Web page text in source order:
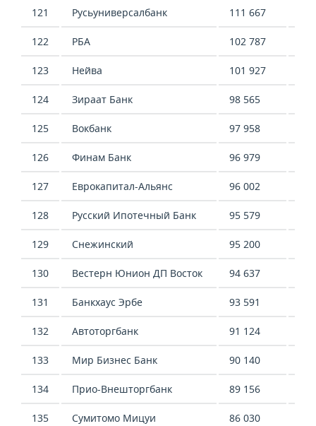
121 Русьуниверсалбанк 111 667
122 РБА 102 787
123 Нейва 101 927
124 Зираат Банк 98 565
125 Вокбанк 97 958
126 Финам Банк 96 979
127 Еврокапитал-Альянс 96 002
128 Русский Ипотечный Банк 95 579
129 Снежинский 95 200
130 Вестерн Юнион ДП Восток 94 637
131 Банкхаус Эрбе 93 591
132 Автоторгбанк 91 124
133 Мир Бизнес Банк 90 140
134 Прио-Внешторгбанк 89 156
135 Сумитомо Мицуи 86 030